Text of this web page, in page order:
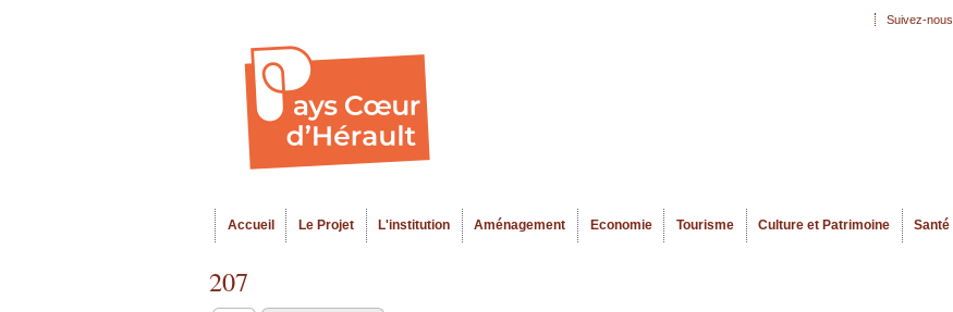
Menu principal
Accueil Le Projet L'institution Aménagement Economie Tourisme Culture et Patrimoine Santé
Suivez-nous
207